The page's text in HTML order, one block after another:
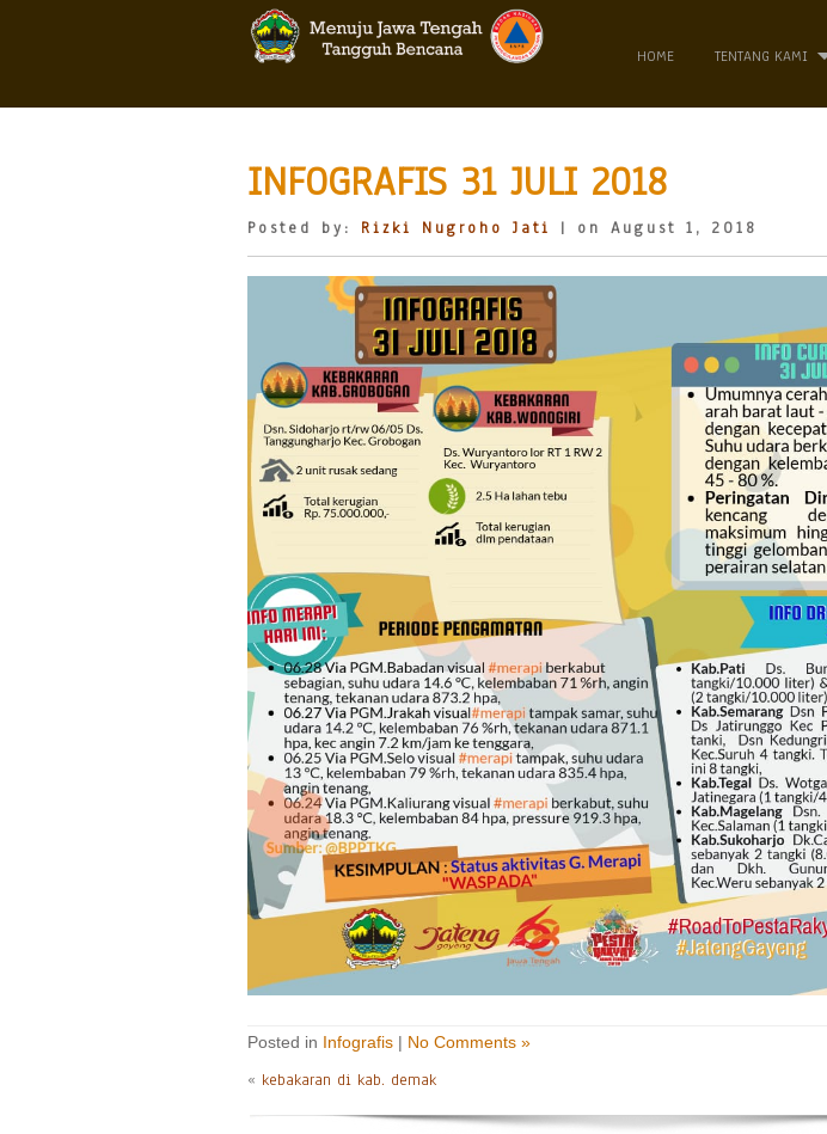
HOME TENTANG KAMI
INFOGRAFIS 31 JULI 2018
Posted by: Rizki Nugroho Jati | on August 1, 2018
Posted in Infografis | No Comments »
« kebakaran di kab. demak